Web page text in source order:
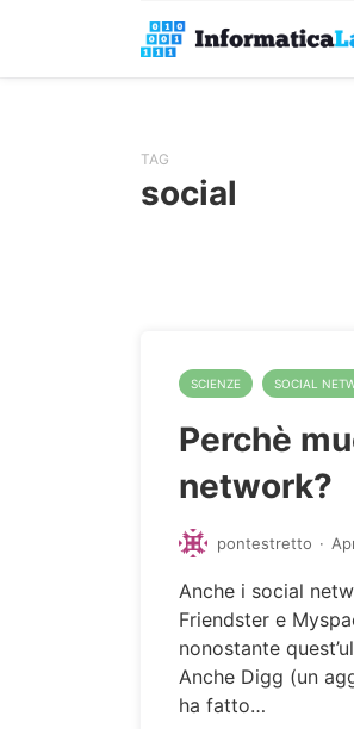
TAG
social
SCIENZE SOCIAL
Perchè
network?
pontestretto ·
Anche i social
Friendster e
nonostante
Anche Digg (un
ha fatto…